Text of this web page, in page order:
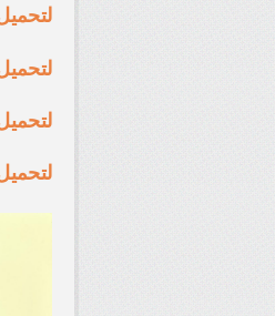
ل